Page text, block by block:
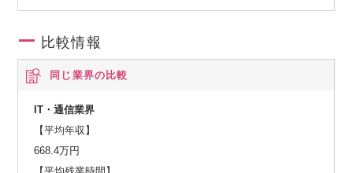
比較情報
同じ業界の比較
IT・通信業界
【平均年収】
668.4万円